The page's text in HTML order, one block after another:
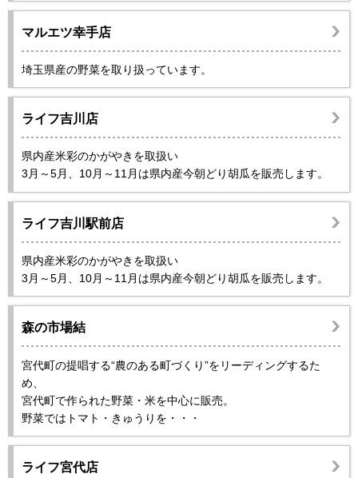
マルエツ幸手店
埼玉県産の野菜を取り扱っています。
ライフ吉川店
県内産米彩のかがやきを取扱い
3月～5月、10月～11月は県内産今朝どり胡瓜を販売します。
ライフ吉川駅前店
県内産米彩のかがやきを取扱い
3月～5月、10月～11月は県内産今朝どり胡瓜を販売します。
森の市場結
宮代町の提唱する“農のある町づくり”をリーディングするた
め、
宮代町で作られた野菜・米を中心に販売。
野菜ではトマト・きゅうりを・・・
ライフ宮代店